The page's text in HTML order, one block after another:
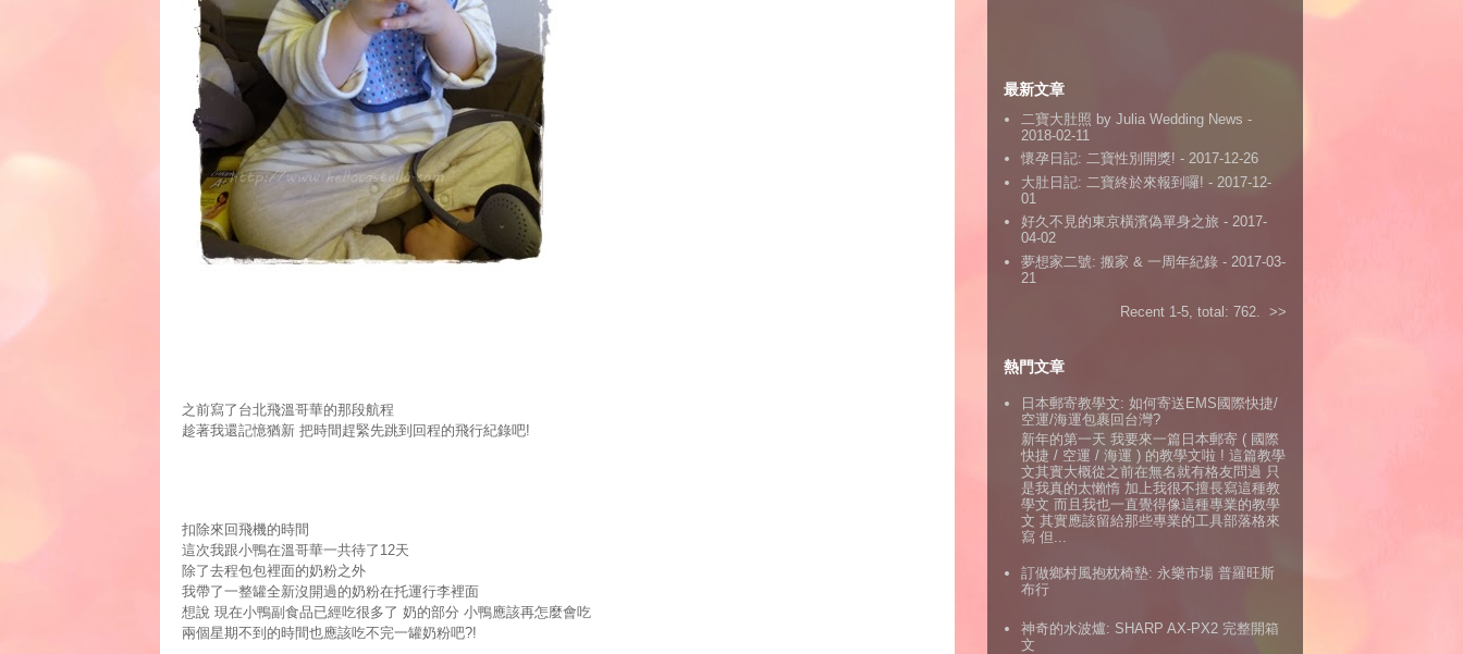
之前寫了台北飛溫哥華的那段航程
趁著我還記憶猶新 把時間趕緊先跳到回程的飛行紀錄吧!
扣除來回飛機的時間
這次我跟小鴨在溫哥華一共待了 12天
除了去程包包裡面的奶粉之外
我帶了一整罐全新沒開過的奶粉在托運行李裡面
想說 現在小鴨副食品已經吃很多了 奶的部分 小鴨應該再怎麼會吃
兩個星期不到的時間也應該吃不完一罐奶粉吧?!
最新文章
二寶大肚照 by Julia Wedding News-
2018-02-11
懷孕日記: 二寶性別開獎! - 2017-12-26
大肚日記: 二寶終於來報到囉! - 2017-12-
01
好久不見的東京橫濱偽單身之旅 - 2017-
04-02
夢想家二號: 搬家 & 一周年紀錄 - 2017-03-
21
Recent 1-5, total: 762. >>
熱門文章
日本郵寄教學文: 如何寄送EMS國際快捷/
空運/海運包裹回台灣?
新年的第一天 我要來一篇日本郵寄 ( 國際
快捷 / 空運 / 海運 ) 的教學文啦 ! 這篇教學
文其實大概從之前在無名就有格友問過 只
是我真的太懶惰 加上我很不擅長寫這種教
學文 而且我也一直覺得像這種專業的教學
文 其實應該留給那些專業的工具部落格來
寫 但...
訂做鄉村風抱枕椅墊: 永樂市場 普羅旺斯
布行
神奇的水波爐: SHARP AX-PX2 完整開箱
文